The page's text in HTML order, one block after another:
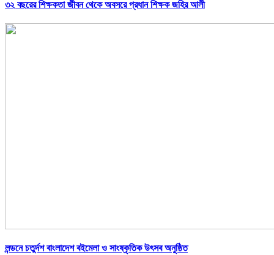
৩২ বছরের শিক্ষকতা জীবন থেকে অবসরে প্রধান শিক্ষক জহির আলী
লন্ডনে চতুর্দশ বাংলাদেশ বইমেলা ও সাংষ্কৃতিক উৎসব অনুষ্ঠিত